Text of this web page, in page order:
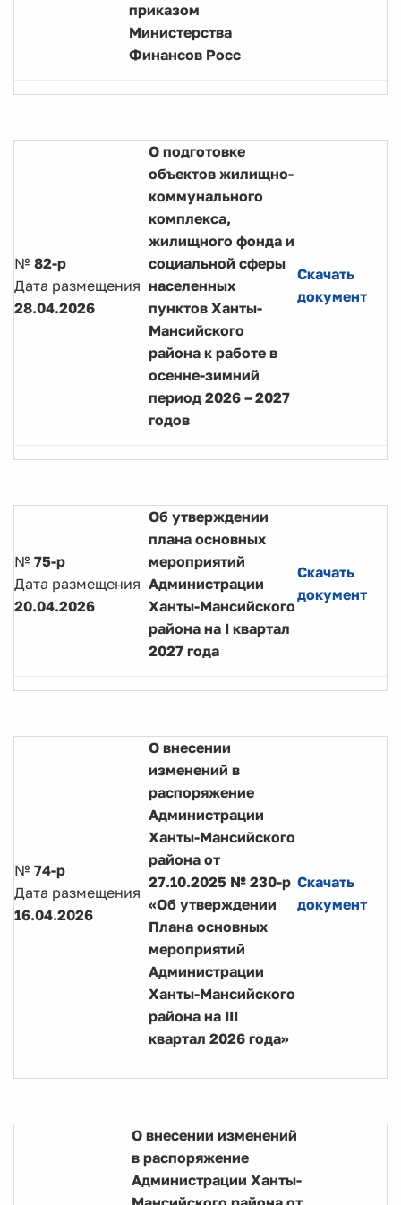
приказом
Министерства
Финансов Росс
№ 82-р
Дата размещения
28.04.2026
О подготовке
объектов жилищно-
коммунального
комплекса,
жилищного фонда и
социальной сферы
населенных
пунктов Ханты-
Мансийского
района к работе в
осенне-зимний
период 2026 – 2027
годов
Скачать
документ
№ 75-р
Дата размещения
20.04.2026
Об утверждении
плана основных
мероприятий
Администрации
Ханты-Мансийского
района на I квартал
2027 года
Скачать
документ
№ 74-р
Дата размещения
16.04.2026
О внесении
изменений в
распоряжение
Администрации
Ханты-Мансийского
района от
27.10.2025 № 230-р
«Об утверждении
Плана основных
мероприятий
Администрации
Ханты-Мансийского
района на III
квартал 2026 года»
Скачать
документ
О внесении изменений
в распоряжение
Администрации Ханты-